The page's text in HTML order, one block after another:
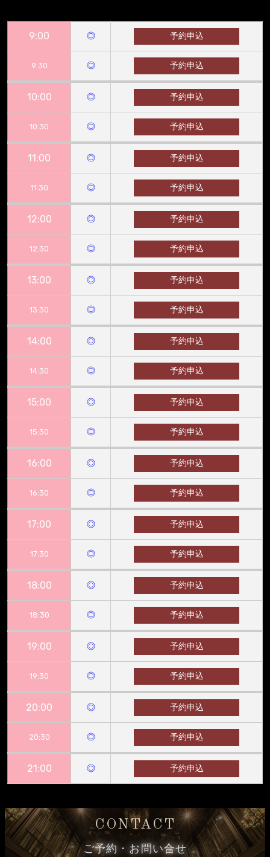
9:00 ◎ 予約申込
9:30 ◎ 予約申込
10:00 ◎ 予約申込
10:30 ◎ 予約申込
11:00 ◎ 予約申込
11:30 ◎ 予約申込
12:00 ◎ 予約申込
12:30 ◎ 予約申込
13:00 ◎ 予約申込
13:30 ◎ 予約申込
14:00 ◎ 予約申込
14:30 ◎ 予約申込
15:00 ◎ 予約申込
15:30 ◎ 予約申込
16:00 ◎ 予約申込
16:30 ◎ 予約申込
17:00 ◎ 予約申込
17:30 ◎ 予約申込
18:00 ◎ 予約申込
18:30 ◎ 予約申込
19:00 ◎ 予約申込
19:30 ◎ 予約申込
20:00 ◎ 予約申込
20:30 ◎ 予約申込
21:00 ◎ 予約申込
CONTACT
ご予約・お問い合せ